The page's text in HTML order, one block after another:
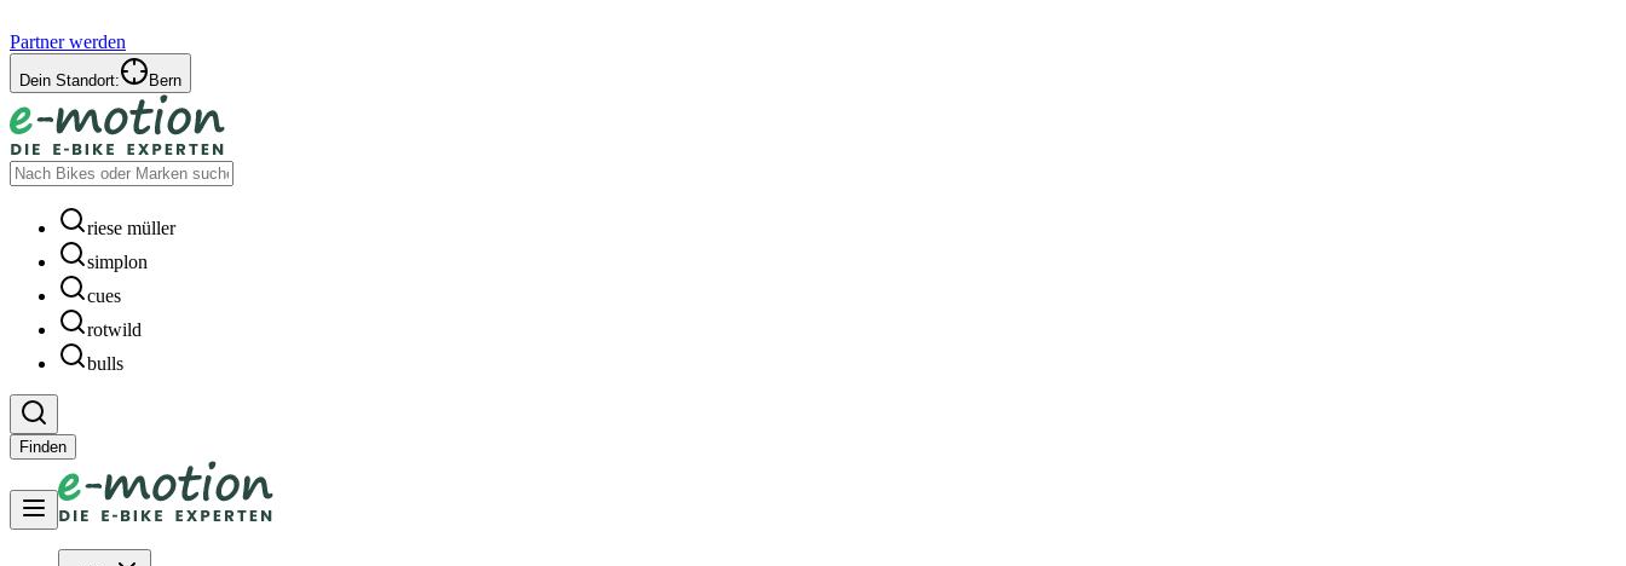
Partner werden
Dein Standort: Bern
riese müller
simplon
cues
rotwild
bulls
Finden